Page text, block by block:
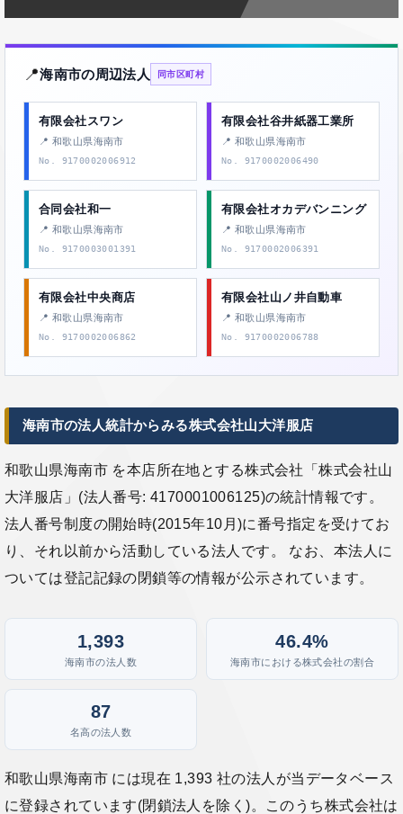
📍海南市の周辺法人 同市区町村
有限会社スワン
📍 和歌山県海南市
No. 9170002006912
有限会社谷井紙器工業所
📍 和歌山県海南市
No. 9170002006490
合同会社和一
📍 和歌山県海南市
No. 9170003001391
有限会社オカデバンニング
📍 和歌山県海南市
No. 9170002006391
有限会社中央商店
📍 和歌山県海南市
No. 9170002006862
有限会社山ノ井自動車
📍 和歌山県海南市
No. 9170002006788
海南市の法人統計からみる株式会社山大洋服店
和歌山県海南市 を本店所在地とする株式会社「株式会社山
大洋服店」(法人番号: 4170001006125)の統計情報です。
法人番号制度の開始時(2015年10月)に番号指定を受けてお
り、それ以前から活動している法人です。 なお、本法人に
ついては登記記録の閉鎖等の情報が公示されています。
1,393
海南市の法人数
46.4%
海南市における株式会社の割合
87
名高の法人数
和歌山県海南市 には現在 1,393 社の法人が当データベース
に登録されています(閉鎖法人を除く)。このうち株式会社は